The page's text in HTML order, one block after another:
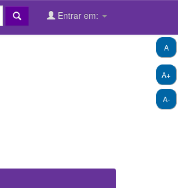
Entrar em:
A+
A-
A